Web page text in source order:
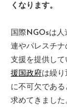
くなります。
国際NGOsは人
連やパレスチ
支援を提供して
援国政府は繰
に不可欠である
求めてきました